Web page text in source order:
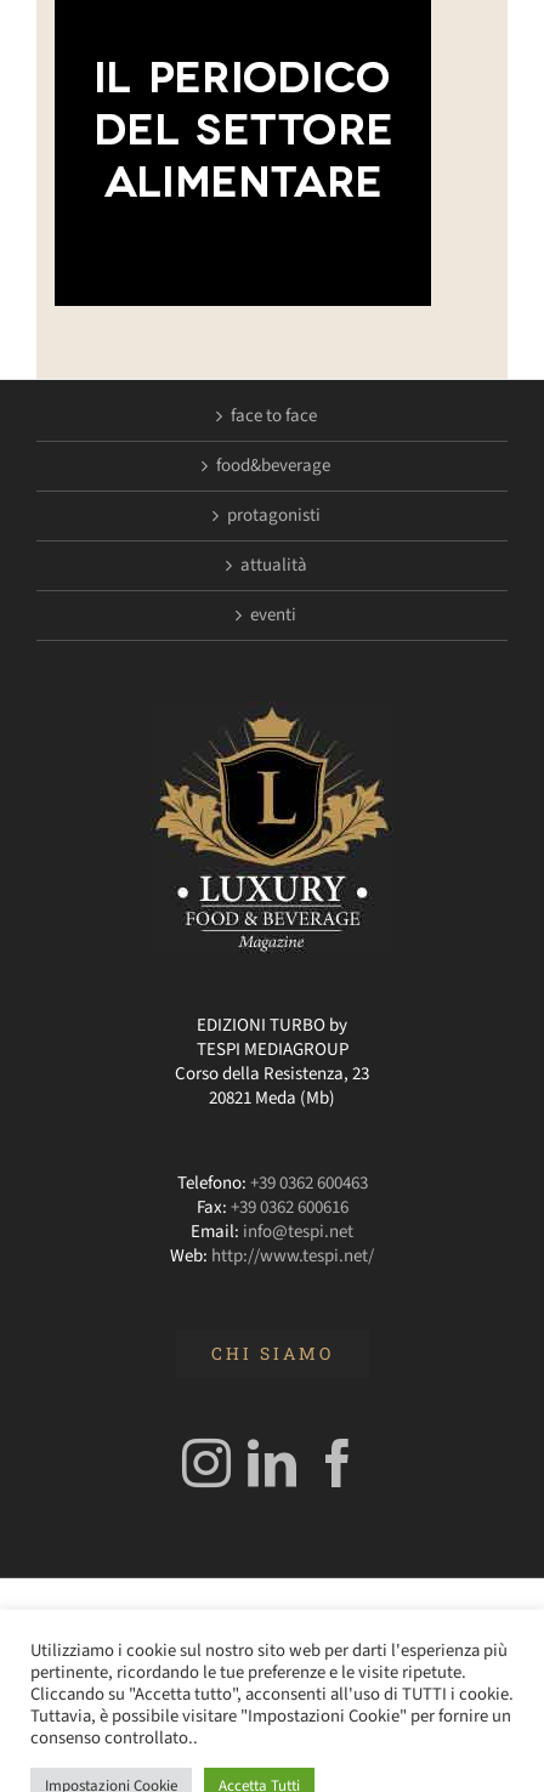
face to face
food&beverage
protagonisti
attualità
eventi
EDIZIONI TURBO by
TESPI MEDIAGROUP
Corso della Resistenza, 23
20821 Meda (Mb)
Telefono:+39 0362 600463
Fax:+39 0362 600616
Email: info@tespi.net
Web: http://www.tespi.net/
CHI SIAMO
Angelo Frigerio -Cookie Policy–Privacy Policy- P.IVA
0362610964
Utilizziamo i cookie sul nostro sito web per darti l'esperienza più
pertinente, ricordando le tue preferenze e le visite ripetute.
Cliccando su "Accetta tutto", acconsenti all'uso di TUTTI i cookie.
Tuttavia, è possibile visitare "Impostazioni Cookie" per fornire un
consenso controllato..
Impostazioni Cookie Accetta Tutti